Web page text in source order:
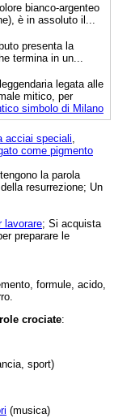
bianco-argenteo
è in assoluto il...
presenta la
termina in un...
legata alle
mitico, per
simbolo di Milano
acciai speciali
come pigmento
la parola
resurrezione; Un
lavorare; Si acquista
preparare le
formule, acido,
crociate:
sport)
(musica)